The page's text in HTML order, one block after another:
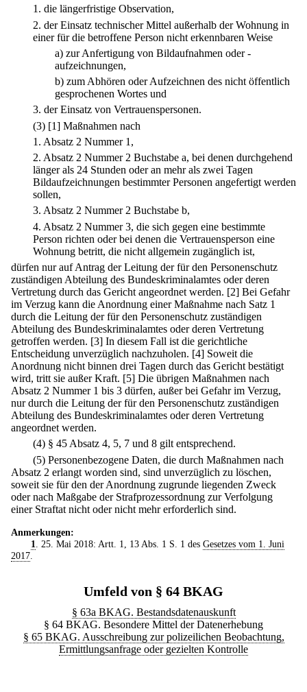
1. die längerfristige Observation,
2. der Einsatz technischer Mittel außerhalb der Wohnung in
einer für die betroffene Person nicht erkennbaren Weise
a) zur Anfertigung von Bildaufnahmen oder -
aufzeichnungen,
b) zum Abhören oder Aufzeichnen des nicht öffentlich
gesprochenen Wortes und
3. der Einsatz von Vertrauenspersonen.
(3) [1] Maßnahmen nach
1. Absatz 2 Nummer 1,
2. Absatz 2 Nummer 2 Buchstabe a, bei denen durchgehend
länger als 24 Stunden oder an mehr als zwei Tagen
Bildaufzeichnungen bestimmter Personen angefertigt werden
sollen,
3. Absatz 2 Nummer 2 Buchstabe b,
4. Absatz 2 Nummer 3, die sich gegen eine bestimmte
Person richten oder bei denen die Vertrauensperson eine
Wohnung betritt, die nicht allgemein zugänglich ist,
dürfen nur auf Antrag der Leitung der für den Personenschutz
zuständigen Abteilung des Bundeskriminalamtes oder deren
Vertretung durch das Gericht angeordnet werden. [2] Bei Gefahr
im Verzug kann die Anordnung einer Maßnahme nach Satz 1
durch die Leitung der für den Personenschutz zuständigen
Abteilung des Bundeskriminalamtes oder deren Vertretung
getroffen werden. [3] In diesem Fall ist die gerichtliche
Entscheidung unverzüglich nachzuholen. [4] Soweit die
Anordnung nicht binnen drei Tagen durch das Gericht bestätigt
wird, tritt sie außer Kraft. [5] Die übrigen Maßnahmen nach
Absatz 2 Nummer 1 bis 3 dürfen, außer bei Gefahr im Verzug,
nur durch die Leitung der für den Personenschutz zuständigen
Abteilung des Bundeskriminalamtes oder deren Vertretung
angeordnet werden.
(4) § 45 Absatz 4, 5, 7 und 8 gilt entsprechend.
(5) Personenbezogene Daten, die durch Maßnahmen nach
Absatz 2 erlangt worden sind, sind unverzüglich zu löschen,
soweit sie für den der Anordnung zugrunde liegenden Zweck
oder nach Maßgabe der Strafprozessordnung zur Verfolgung
einer Straftat nicht oder nicht mehr erforderlich sind.
Anmerkungen:
1
. 25. Mai 2018: Artt. 1, 13 Abs. 1 S. 1 des Gesetzes vom 1. Juni
2017
Umfeld von § 64 BKAG
§ 63a BKAG. Bestandsdatenauskunft
§ 64 BKAG. Besondere Mittel der Datenerhebung
§ 65 BKAG. Ausschreibung zur polizeilichen Beobachtung,
Ermittlungsanfrage oder gezielten Kontrolle